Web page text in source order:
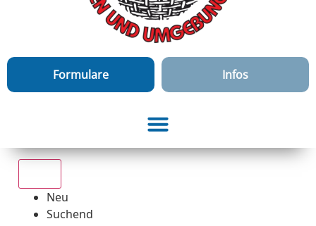
Formulare Infos
Neu
Suchend